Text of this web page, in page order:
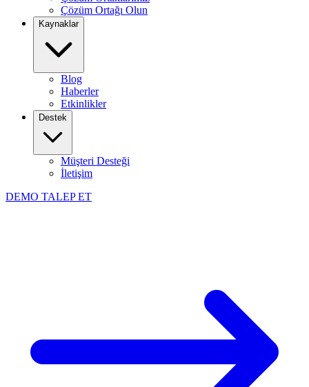
Çözüm Ortağı Olun
Kaynaklar
Blog
Haberler
Etkinlikler
Destek
Müşteri Desteği
İletişim
DEMO TALEP ET